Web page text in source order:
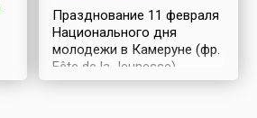
Празднование 11 февраля
Национального дня
молодежи в Камеруне (фр.
Fête de la Jeunesse)
является бесспорным